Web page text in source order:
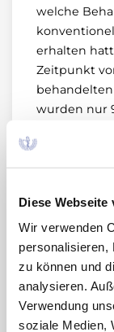
Diese Webseite
Wir verwenden
personalisieren,
zu können und
analysieren.
Verwendung
soziale Medien,
welche
erhalten
Zeitpunkt
wurden nur
des
festgestellt.
Verläufen
berichteten
insgesamt
Nutzen von
hatten (13).